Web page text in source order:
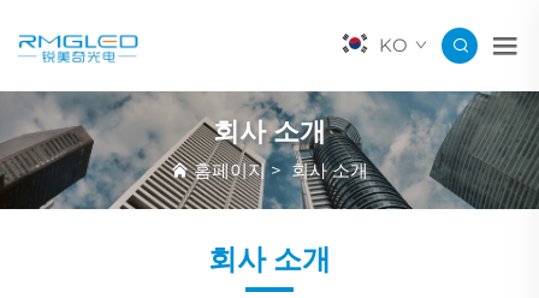
KO
회사 소개
홈페이지>회사 소개
회사 소개